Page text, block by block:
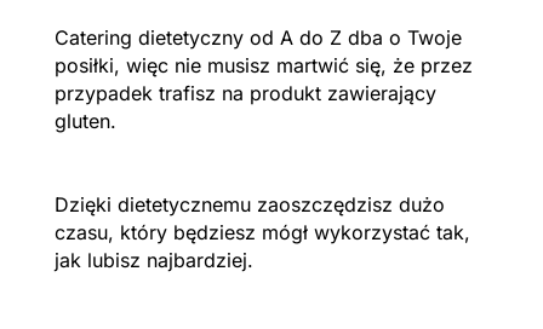
Catering dietetyczny od A do Z dba o Twoje
posiłki, więc nie musisz martwić się, że przez
przypadek trafisz na produkt zawierający
gluten.
Dzięki dietetycznemu zaoszczędzisz dużo
czasu, który będziesz mógł wykorzystać tak,
jak lubisz najbardziej.